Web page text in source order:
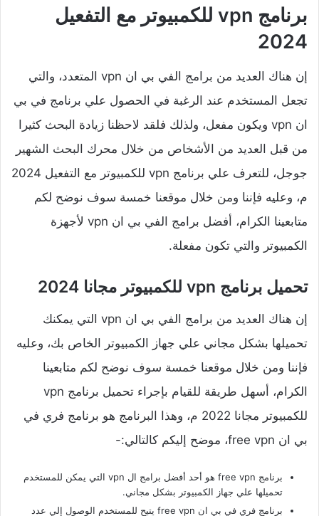
برنامج vpn للكمبيوتر مع التفعيل
2024
إن هناك العديد من برامج الفي بي ان vpn المتعدد، والتي
تجعل المستخدم عند الرغبة في الحصول علي برنامج في بي
ان vpn ويكون مفعل، ولذلك فلقد لاحظنا زيادة البحث كثيرا
من قبل العديد من الأشخاص من خلال محرك البحث الشهير
جوجل، للتعرف علي برنامج vpn للكمبيوتر مع التفعيل 2024
م، وعليه فإننا ومن خلال موقعنا خمسة سوف نوضح لكم
متابعينا الكرام، أفضل برامج الفي بي ان vpn لأجهزة
الكمبيوتر والتي تكون مفعلة.
تحميل برنامج vpn للكمبيوتر مجانا 2024
إن هناك العديد من برامج الفي بي ان vpn التي يمكنك
تحميلها بشكل مجاني علي جهاز الكمبيوتر الخاص بك، وعليه
فإننا ومن خلال موقعنا خمسة سوف نوضح لكم متابعينا
الكرام، أسهل طريقة للقيام بإجراء تحميل برنامج vpn
للكمبيوتر مجانا 2022 م، وهذا البرنامج هو برنامج فري في
بي ان free vpn، موضح إليكم كالتالي:-
برنامج free vpn هو أحد أفضل برامج ال vpn التي يمكن للمستخدم
تحميلها علي جهاز الكمبيوتر بشكل مجاني.
برنامج فري في بي ان free vpn يتيح للمستخدم الوصول إلي عدد